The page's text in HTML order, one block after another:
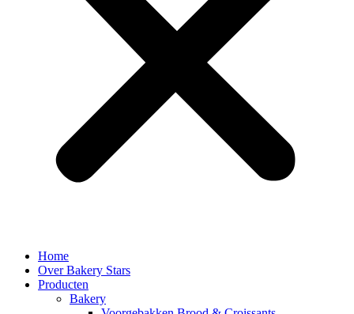
Home
Over Bakery Stars
Producten
Bakery